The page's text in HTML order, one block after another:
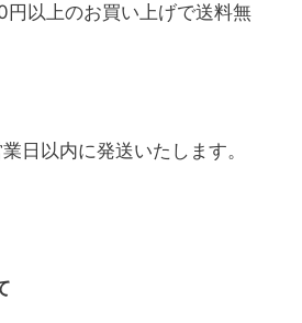
以上のお買い上げで送料無
日以内に発送いたします。